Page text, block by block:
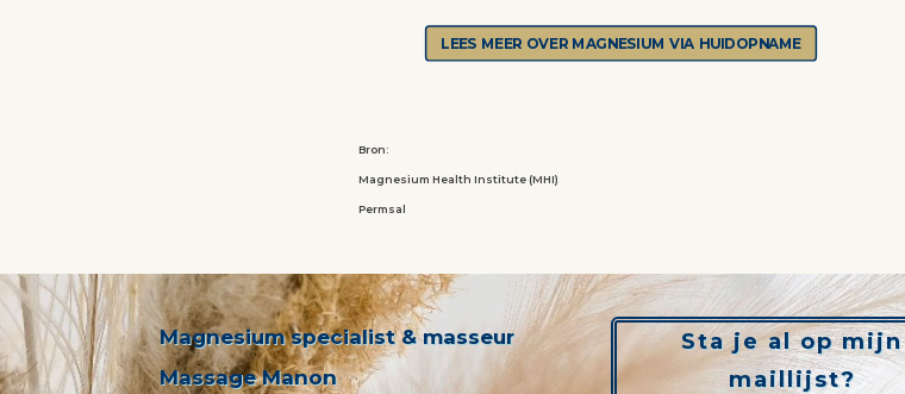
LEES MEER OVER MAGNESIUM VIA HUIDOPNAME
Bron:
Magnesium Health Institute (MHI)
Permsal
Magnesium specialist & masseur
Massage Manon
Sta je al op mijn
maillijst?